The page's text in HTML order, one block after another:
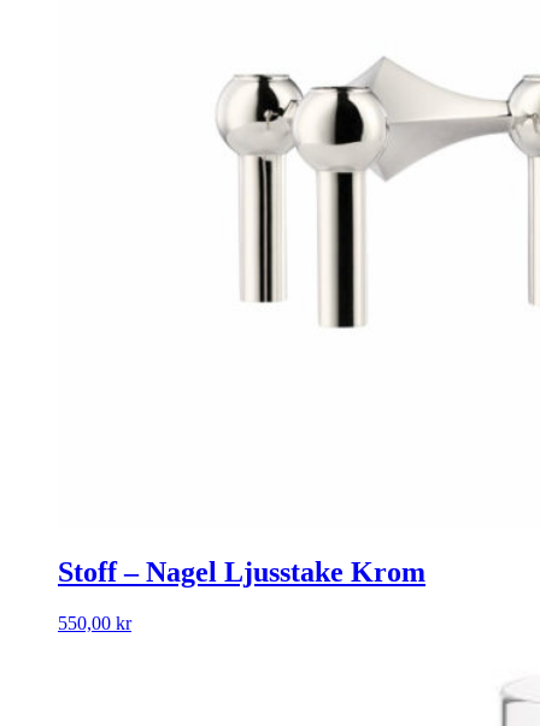
Stoff – Nagel Ljusstake Krom
550,00 kr